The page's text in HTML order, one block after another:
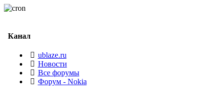
Канал
ublaze.ru
Новости
Все форумы
Форум - Nokia